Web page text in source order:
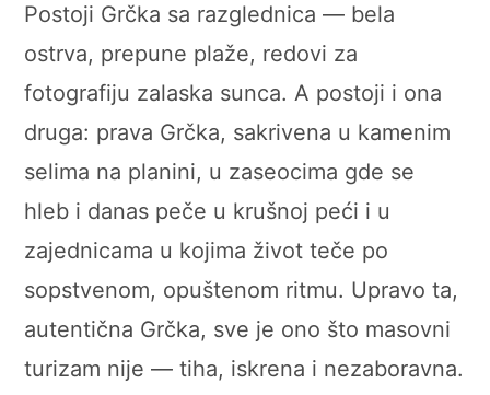
Postoji Grčka sa razglednica — bela
ostrva, prepune plaže, redovi za
fotografiju zalaska sunca. A postoji i ona
druga: prava Grčka, sakrivena u kamenim
selima na planini, u zaseocima gde se
hleb i danas peče u krušnoj peći i u
zajednicama u kojima život teče po
sopstvenom, opuštenom ritmu. Upravo ta,
autentična Grčka, sve je ono što masovni
turizam nije — tiha, iskrena i nezaboravna.